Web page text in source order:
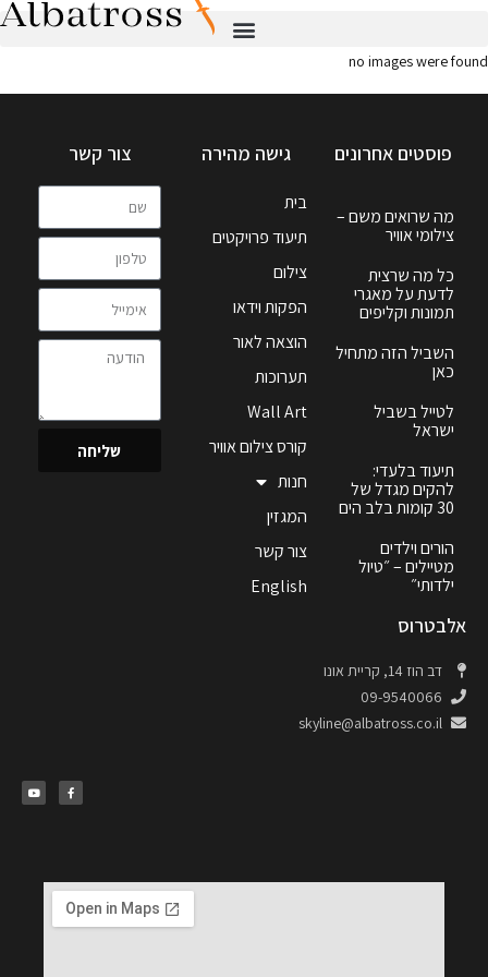
no images were found
פוסטים אחרונים
מה שרואים משם –
צילומי אוויר
כל מה שרצית
לדעת על מאגרי
תמונות וקליפים
השביל הזה מתחיל
כאן
לטייל בשביל
ישראל
תיעוד בלעדי:
להקים מגדל של
30 קומות בלב הים
הורים וילדים
מטיילים – ״טיול
ילדותי״
גישה מהירה
בית
תיעוד פרויקטים
צילום
הפקות וידאו
הוצאה לאור
תערוכות
Wall Art
קורס צילום אוויר
חנות
המגזין
צור קשר
English
צור קשר
שליחה
אלבטרוס
דב הוז 14, קריית אונו
09-9540066
skyline@albatross.co.il